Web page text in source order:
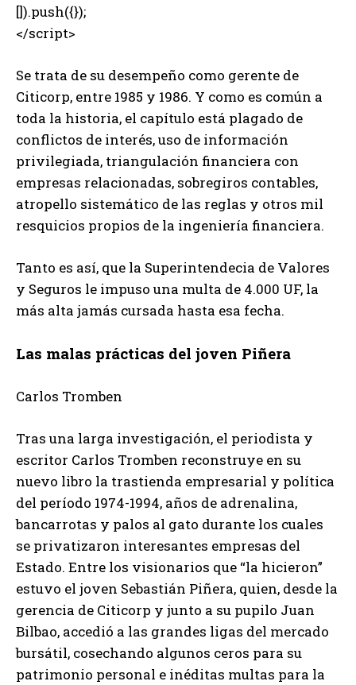
[]).push({});
</script>
Se trata de su desempeño como gerente de
Citicorp, entre 1985 y 1986. Y como es común a
toda la historia, el capítulo está plagado de
conflictos de interés, uso de información
privilegiada, triangulación financiera con
empresas relacionadas, sobregiros contables,
atropello sistemático de las reglas y otros mil
resquicios propios de la ingeniería financiera.
Tanto es así, que la Superintendecia de Valores
y Seguros le impuso una multa de 4.000 UF, la
más alta jamás cursada hasta esa fecha.
Las malas prácticas del joven Piñera
Carlos Tromben
Tras una larga investigación, el periodista y
escritor Carlos Tromben reconstruye en su
nuevo libro la trastienda empresarial y política
del período 1974-1994, años de adrenalina,
bancarrotas y palos al gato durante los cuales
se privatizaron interesantes empresas del
Estado. Entre los visionarios que “la hicieron”
estuvo el joven Sebastián Piñera, quien, desde la
gerencia de Citicorp y junto a su pupilo Juan
Bilbao, accedió a las grandes ligas del mercado
bursátil, cosechando algunos ceros para su
patrimonio personal e inéditas multas para la